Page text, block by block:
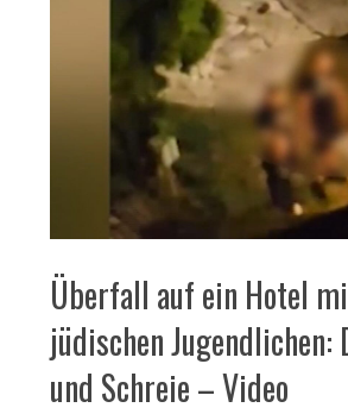
Überfall auf ein Hotel
jüdischen Jugendlichen:
und Schreie – Video